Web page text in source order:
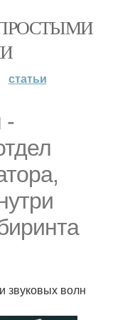
статьи
-
звуковых волн